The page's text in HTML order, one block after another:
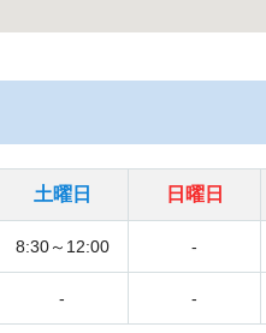
土曜日 日曜日
8:30～12:00 -
- -